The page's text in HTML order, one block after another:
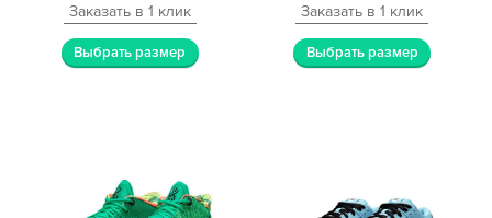
Заказать в 1 клик
Выбрать размер
Заказать в 1 клик
Выбрать размер